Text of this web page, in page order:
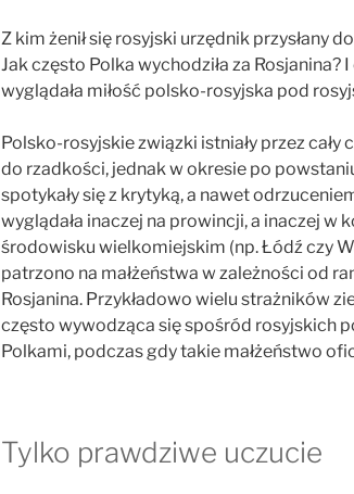
Z kim żenił się rosyjski urzędnik przysłany
Jak często Polka wychodziła za Rosjanina?
wyglądała miłość polsko-rosyjska pod
Polsko-rosyjskie związki istniały przez cały
do rzadkości, jednak w okresie po
spotykały się z krytyką, a nawet
wyglądała inaczej na prowincji, a inaczej w
środowisku wielkomiejskim (np. Łódź czy
patrzono na małżeństwa w zależności od
Rosjanina. Przykładowo wielu strażników
często wywodząca się spośród rosyjskich
Polkami, podczas gdy takie małżeństwo
Tylko prawdziwe uczucie